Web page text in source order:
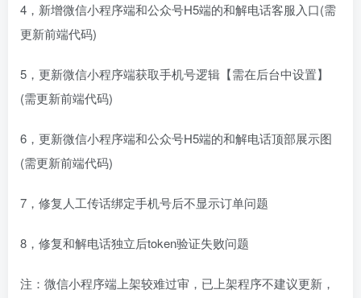
4，新增微信小程序端和公众号H5端的和解电话客服入口(需
更新前端代码)
5，更新微信小程序端获取手机号逻辑【需在后台中设置】
(需更新前端代码)
6，更新微信小程序端和公众号H5端的和解电话顶部展示图
(需更新前端代码)
7，修复人工传话绑定手机号后不显示订单问题
8，修复和解电话独立后token验证失败问题
注：微信小程序端上架较难过审，已上架程序不建议更新，